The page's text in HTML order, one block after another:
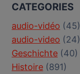
CATEGORIES
audio-vidéo (45)
audio-video (24)
Geschichte (40)
Histoire (891)